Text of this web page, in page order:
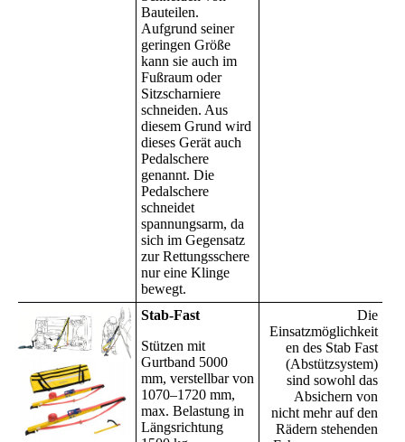
Bauteilen.
Aufgrund seiner
geringen Größe
kann sie auch im
Fußraum oder
Sitzscharniere
schneiden. Aus
diesem Grund wird
dieses Gerät auch
Pedalschere
genannt. Die
Pedalschere
schneidet
spannungsarm, da
sich im Gegensatz
zur Rettungsschere
nur eine Klinge
bewegt.
Stab-Fast
Stützen mit
Gurtband 5000
mm, verstellbar von
1070–1720 mm,
max. Belastung in
Längsrichtung
Die
Einsatzmöglichkeit
en des Stab Fast
(Abstützsystem)
sind sowohl das
Absichern von
nicht mehr auf den
Rädern stehenden